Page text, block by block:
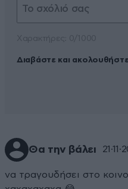
Διαβάστε και
Θα την βάλει
να τραγουδήσει στο